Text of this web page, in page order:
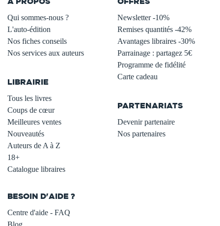
Qui sommes-nous ?
L'auto-édition
Nos fiches conseils
Nos services aux auteurs
LIBRAIRIE
Tous les livres
Coups de cœur
Meilleures ventes
Nouveautés
Auteurs de A à Z
18+
Catalogue libraires
Newsletter -10%
Remises quantités -42%
Avantages libraires -30%
Parrainage : partagez 5€
Programme de fidélité
Carte cadeau
PARTENARIATS
Devenir partenaire
Nos partenaires
BESOIN D'AIDE ?
Centre d'aide - FAQ
Blog